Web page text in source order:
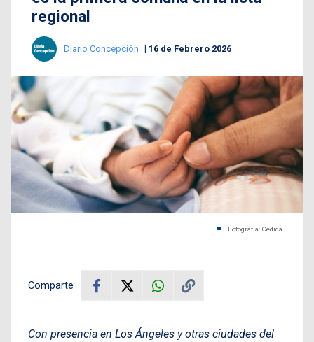
regional
Diario Concepción 16 de Febrero 2026
Fotografía: Cedida
Comparte
Con presencia en Los Ángeles y otras ciudades del